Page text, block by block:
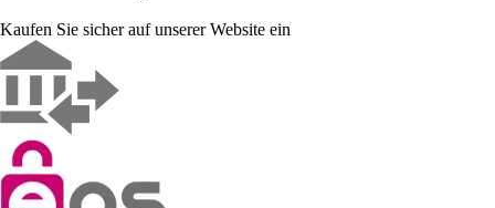
Kaufen Sie sicher auf unserer Website ein